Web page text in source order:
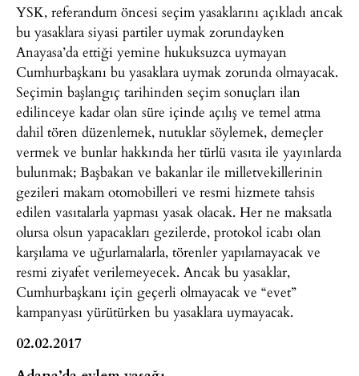
YSK, referandum öncesi seçim yasaklarını açıkladı ancak
bu yasaklara siyasi partiler uymak zorundayken
Anayasa’da ettiği yemine hukuksuzca uymayan
Cumhurbaşkanı bu yasaklara uymak zorunda olmayacak.
Seçimin başlangıç tarihinden seçim sonuçları ilan
edilinceye kadar olan süre içinde açılış ve temel atma
dahil tören düzenlemek, nutuklar söylemek, demeçler
vermek ve bunlar hakkında her türlü vasıta ile yayınlarda
bulunmak; Başbakan ve bakanlar ile milletvekillerinin
gezileri makam otomobilleri ve resmi hizmete tahsis
edilen vasıtalarla yapması yasak olacak. Her ne maksatla
olursa olsun yapacakları gezilerde, protokol icabı olan
karşılama ve uğurlamalarla, törenler yapılamayacak ve
resmi ziyafet verilemeyecek. Ancak bu yasaklar,
Cumhurbaşkanı için geçerli olmayacak ve “evet”
kampanyası yürütürken bu yasaklara uymayacak.
02.02.2017